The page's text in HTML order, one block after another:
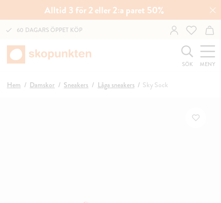
Alltid 3 för 2 eller 2:a paret 50%
60 DAGARS ÖPPET KÖP
SÖK MENY
Hem Damskor Sneakers Låga sneakers Sky Sock